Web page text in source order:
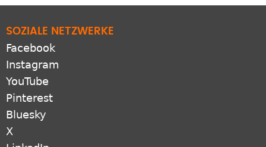
SOZIALE NETZWERKE
Facebook
Instagram
YouTube
Pinterest
Bluesky
X